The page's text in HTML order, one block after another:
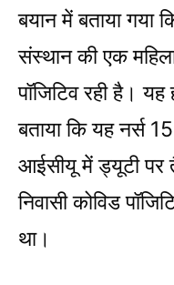
बयान में बताया गया
संस्थान की एक
पॉजिटिव रही है। यह
बताया कि यह नर्स
आईसीयू में ड्यूटी पर
निवासी कोविड
था।